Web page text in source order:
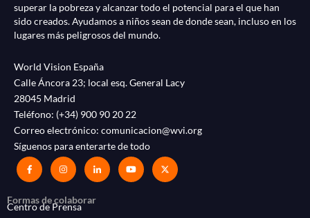
superar la pobreza y alcanzar todo el potencial para el que han
sido creados. Ayudamos a niños sean de donde sean, incluso en los
lugares más peligrosos del mundo.
World Vision España
Calle Áncora 23; local esq. General Lacy
28045 Madrid
Teléfono: (+34) 900 90 20 22
Correo electrónico: comunicacion@wvi.org
Síguenos para enterarte de todo
Formas de colaborar
Centro de Prensa